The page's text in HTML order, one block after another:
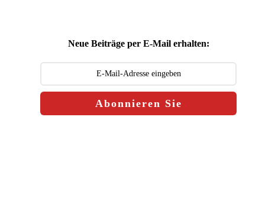
Neue Beiträge per E-Mail erhalten:
Abonnieren Sie